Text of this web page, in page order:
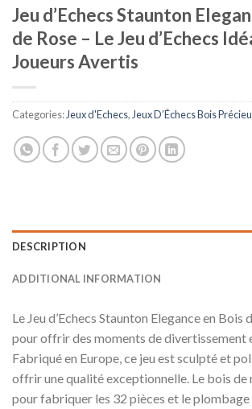
Jeu d’Echecs Staunton
de Rose – Le Jeu d’Echecs
Joueurs Avertis
Categories: Jeux d'Echecs, Jeux D’Échecs Bois
DESCRIPTION
ADDITIONAL INFORMATION
Le Jeu d’Echecs Staunton Elegance en Bois
pour offrir des moments de divertissement
Fabriqué en Europe, ce jeu est sculpté et
offrir une qualité exceptionnelle. Le bois de
pour fabriquer les 32 pièces et le plombage